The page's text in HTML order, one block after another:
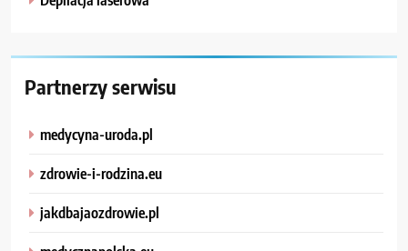
Partnerzy serwisu
medycyna-uroda.pl
zdrowie-i-rodzina.eu
jakdbajaozdrowie.pl